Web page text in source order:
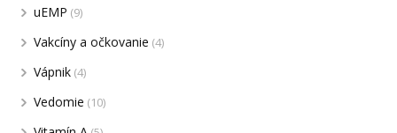
uEMP (9)
Vakcíny a očkovanie (4)
Vápnik (4)
Vedomie (10)